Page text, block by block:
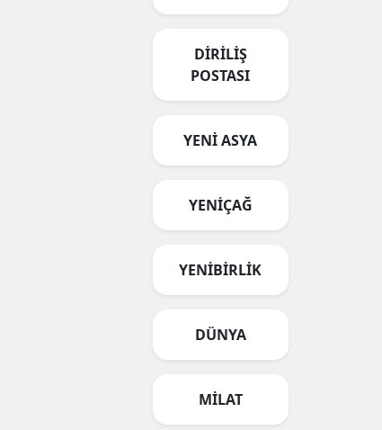
DİRİLİŞ
POSTASI
YENİ ASYA
YENİÇAĞ
YENİBİRLİK
DÜNYA
MİLAT